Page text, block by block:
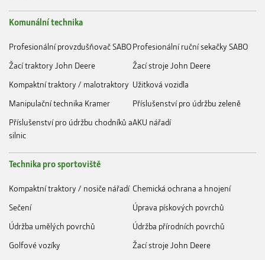
Komunální technika
Profesionální provzdušňovač SABOProfesionální ruční sekačky SABO
Žací traktory John Deere
Žací stroje John Deere
Kompaktní traktory / malotraktory Užitková vozidla
Manipulační technika Kramer
Příslušenství pro údržbu zeleně
Příslušenství pro údržbu chodníků a
silnic
AKU nářadí
Technika pro sportoviště
Kompaktní traktory / nosiče nářadí Chemická ochrana a hnojení
Sečení
Úprava pískových povrchů
Údržba umělých povrchů
Údržba přírodních povrchů
Golfové vozíky
Žací stroje John Deere